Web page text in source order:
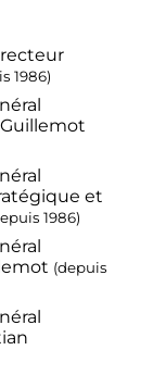
1986)
et
1986)
(depuis